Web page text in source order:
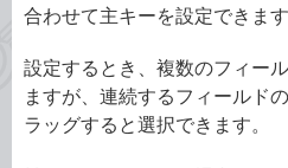
合わせて主キーを設定できます
設定するとき、複数のフィー
ますが、連続するフィールド
ラッグすると選択できます。